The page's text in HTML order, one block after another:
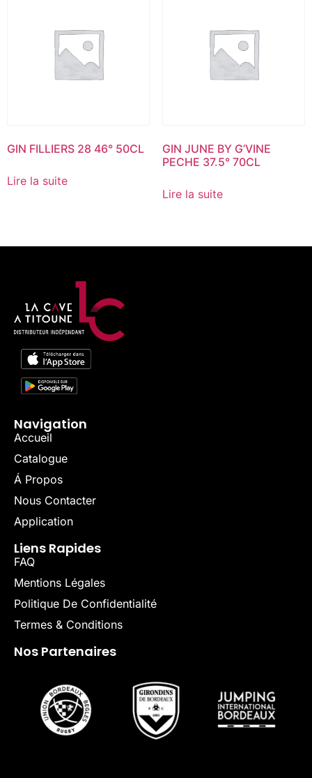
GIN FILLIERS 28 46° 50CL
Lire la suite
GIN JUNE BY G’VINE
PECHE 37.5° 70CL
Lire la suite
Navigation
Accueil
Catalogue
Á Propos
Nous Contacter
Application
Liens Rapides
FAQ
Mentions Légales
Politique De Confidentialité
Termes & Conditions
Nos Partenaires